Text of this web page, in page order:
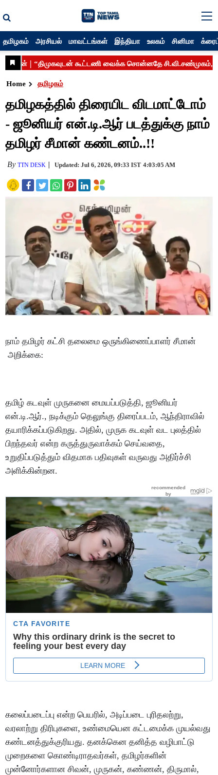
தமிழகம் அரசியல் மாவட்டங்கள் இந்தியா உலகம் சினிமா
Home தமிழகம்
தமிழகத்தில் திரையிட விடமாட்டோம்
- ஜூனியர் என்.டி.ஆர் படத்துக்கு நாம்
தமிழர் சீமான் கண்டனம்..!!
ByTTN DESK Updated: Jul 6, 2026, 09:33 IST 4:03:05 AM
நாம் தமிழர் கட்சி தலைமை ஒருங்கிணைப்பாளர் சீமான்
அறிக்கை:
தமிழ் கடவுள் முருகனை மையப்படுத்தி, ஜூனியர்
என்.டி.ஆர்., நடிக்கும் தெலுங்கு திரைப்படம், ஆந்திராவில்
தயாரிக்கப்படுகிறது. அதில், முருக கடவுள் வட புலத்தில்
பிறந்தவர் என்ற கருத்துருவாக்கம் செய்வதை,
உறுதிப்படுத்தும் விதமாக பதிவுகள் வருவது அதிர்ச்சி
அளிக்கின்றன.
கலைப்படைப்பு என்ற பெயரில், அடிப்படை புரிதலற்று,
வரலாற்று திரிபுகளை, உண்மையென கட்டமைக்க முயல்வது
கண்டனத்துக்குரியது. தனக்கென தனித்த வழிபாட்டு
முறைகளை கொண்டிராதவர்கள், தமிழர்களின்
முன்னோர்களான சிவன், முருகன், கண்ணன், திருமால்,